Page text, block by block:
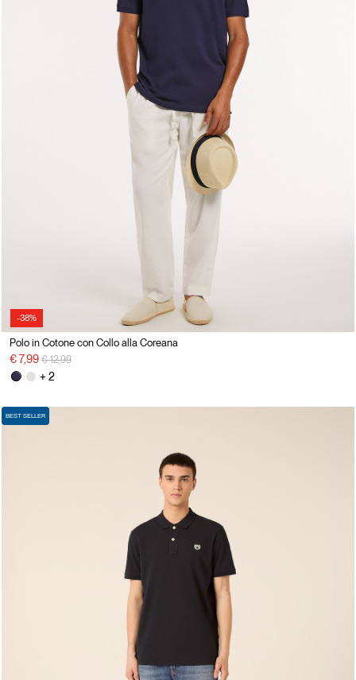
-38%
Polo in Cotone con Collo alla Coreana
€ 7,99 Price reduced from
€ 12,99to
+ 2
BEST SELLER